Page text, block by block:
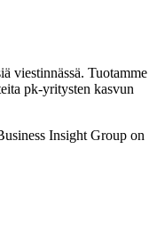
viestinnässä. Tuotamme
pk-yritysten kasvun
Insight Group on